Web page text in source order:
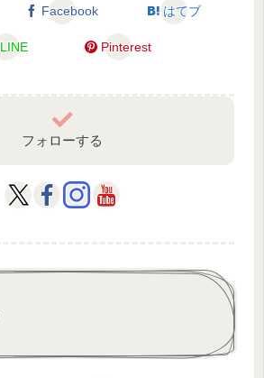
Facebook はてブ
LINE Pinterest
フォローする